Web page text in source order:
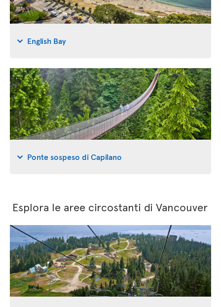
English Bay
Ponte sospeso di Capilano
Esplora le aree circostanti di Vancouver